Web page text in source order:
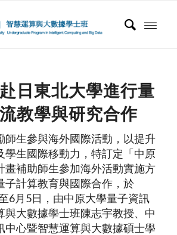
日東北大學進行量
教學與研究合作
師生參與海外國際活動，以提升
學生國際移動力，特訂定「中原
畫補助師生參加海外活動實施方
子計算教育與國際合作，於
6月5日，由中原大學量子資訊
與大數據學士班陳志宇教授、中
中心暨智慧運算與大數據碩士學